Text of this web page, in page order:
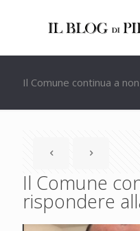
Il Comune continua a
Il Comune
rispondere